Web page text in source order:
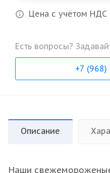
Цена с учётом НДС
Есть вопросы?
+7
Описание
Наши